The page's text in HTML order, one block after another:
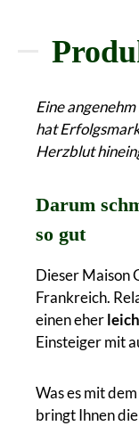
Eine
hat
Herzblut
Darum
so gut
Dieser Maison
Frankreich.
einen eher
Einsteiger mit
Was es mit
bringt Ihnen